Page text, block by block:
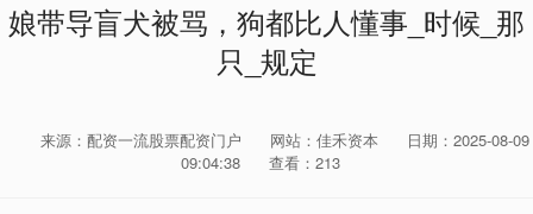
娘带导盲犬被骂，狗都比人懂事_时候_那
只_规定
来源：配资一流股票配资门户 网站：佳禾资本
日期：2025-08-09
09:04:38
查看：213